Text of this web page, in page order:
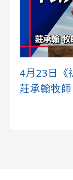
4月23日《
莊承翰牧